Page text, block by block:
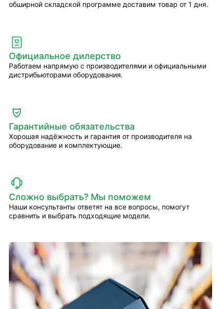
обширной складской программе доставим товар от 1 дня.
Официальное дилерство
Работаем напрямую с производителями и официальными
дистрибьюторами оборудования.
Гарантийные обязательства
Хорошая надёжность и гарантия от производителя на
оборудование и комплектующие.
Сложно выбрать? Мы поможем
Наши консультанты ответят на все вопросы, помогут
сравнить и выбрать подходящие модели.